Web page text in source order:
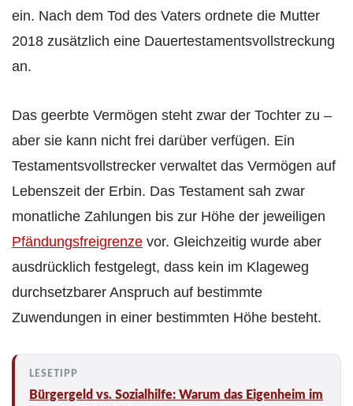
ein. Nach dem Tod des Vaters ordnete die Mutter
2018 zusätzlich eine Dauertestamentsvollstreckung
an.
Das geerbte Vermögen steht zwar der Tochter zu –
aber sie kann nicht frei darüber verfügen. Ein
Testamentsvollstrecker verwaltet das Vermögen auf
Lebenszeit der Erbin. Das Testament sah zwar
monatliche Zahlungen bis zur Höhe der jeweiligen
Pfändungsfreigrenze vor. Gleichzeitig wurde aber
ausdrücklich festgelegt, dass kein im Klageweg
durchsetzbarer Anspruch auf bestimmte
Zuwendungen in einer bestimmten Höhe besteht.
Bürgergeld vs. Sozialhilfe: Warum das Eigenheim im